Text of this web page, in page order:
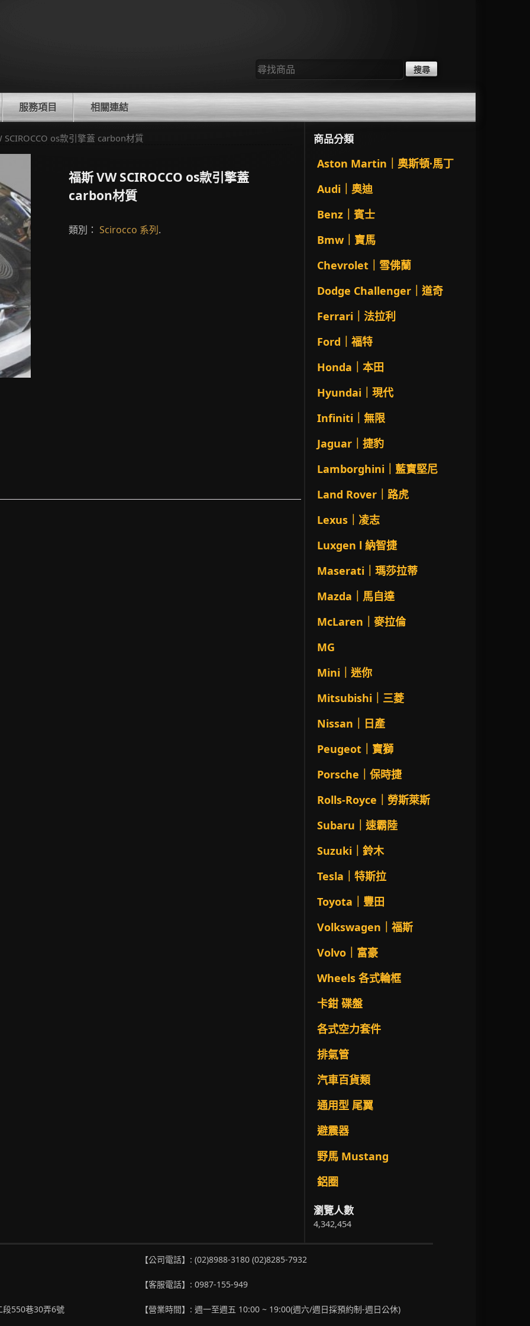
尋
找：
服務項目 相關連結
os款引擎蓋 carbon材質
福斯 VW SCIROCCO os款引擎蓋
carbon材質
類別： Scirocco 系列.
商品分類
Aston Martin｜奧斯頓·馬丁
Audi｜奧迪
Benz｜賓士
Bmw｜寶馬
Chevrolet｜雪佛蘭
Dodge Challenger｜道奇
Ferrari｜法拉利
Ford｜福特
Honda｜本田
Hyundai｜現代
Infiniti｜無限
Jaguar｜捷豹
Lamborghini｜藍寶堅尼
Land Rover｜路虎
Lexus｜凌志
Luxgen l 納智捷
Maserati｜瑪莎拉蒂
Mazda｜馬自達
McLaren｜麥拉倫
MG
Mini｜迷你
Mitsubishi｜三菱
Nissan｜日產
Peugeot｜寶獅
Porsche｜保時捷
Rolls-Royce｜勞斯萊斯
Subaru｜速霸陸
Suzuki｜鈴木
Tesla｜特斯拉
Toyota｜豐田
Volkswagen｜福斯
Volvo｜富豪
Wheels 各式輪框
卡鉗 碟盤
各式空力套件
排氣管
汽車百貨類
通用型 尾翼
避震器
野馬 Mustang
鋁圈
瀏覽人數
4,342,454
段550巷30弄6號
【公司電話】: (02)8988-3180 (02)8285-7932
【客服電話】: 0987-155-949
【營業時間】: 週一至週五 10:00 ~ 19:00(週六/週日採預約制-週日公休)